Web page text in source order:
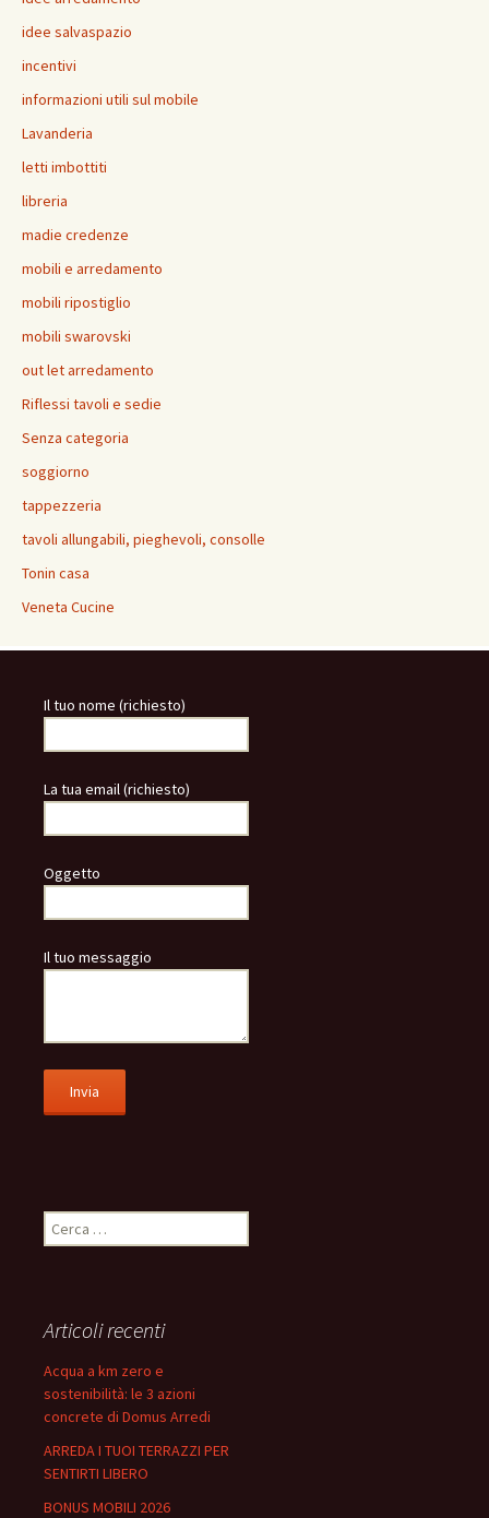
idee salvaspazio
incentivi
informazioni utili sul mobile
Lavanderia
letti imbottiti
libreria
madie credenze
mobili e arredamento
mobili ripostiglio
mobili swarovski
out let arredamento
Riflessi tavoli e sedie
Senza categoria
soggiorno
tappezzeria
tavoli allungabili, pieghevoli, consolle
Tonin casa
Veneta Cucine
Il tuo nome (richiesto)
La tua email (richiesto)
Oggetto
Il tuo messaggio
Ricerca
per:
Articoli recenti
Acqua a km zero e
sostenibilità: le 3 azioni
concrete di Domus Arredi
ARREDA I TUOI TERRAZZI PER
SENTIRTI LIBERO
BONUS MOBILI 2026